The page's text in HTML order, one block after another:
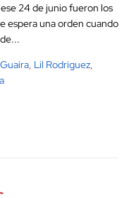
24 de junio fueron los
espera una orden cuando
, Lil Rodriguez,